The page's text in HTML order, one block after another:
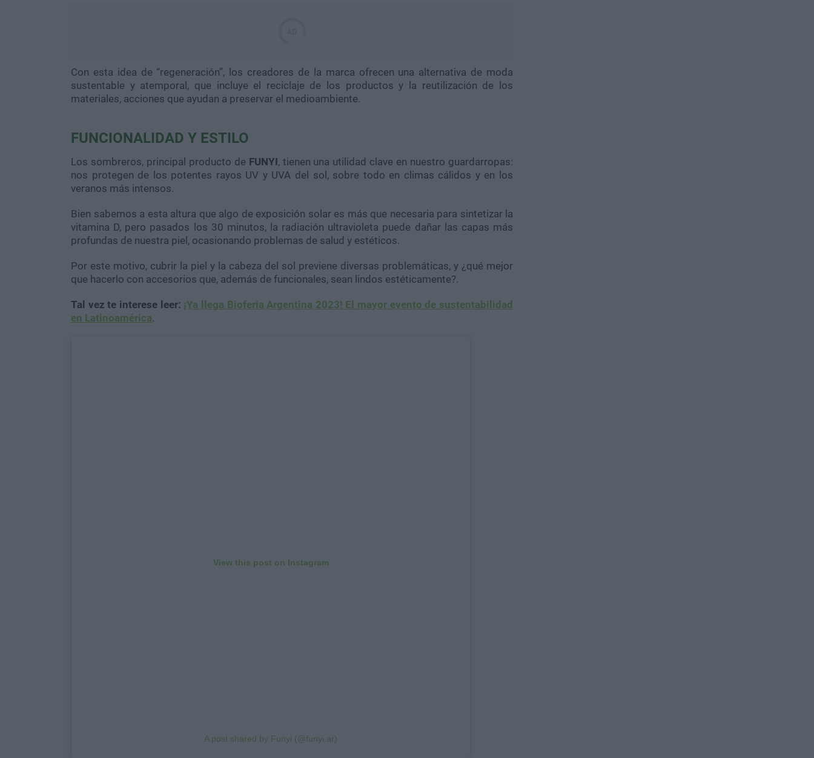
Con esta idea de “regeneración”, los creadores de la marca ofrecen una alternativa de moda
sustentable y atemporal, que incluye el reciclaje de los productos y la reutilización de los
materiales, acciones que ayudan a preservar el medioambiente.
FUNCIONALIDAD Y ESTILO
Los sombreros, principal producto de FUNYI, tienen una utilidad clave en nuestro guardarropas:
nos protegen de los potentes rayos UV y UVA del sol, sobre todo en climas cálidos y en los
veranos más intensos.
Bien sabemos a esta altura que algo de exposición solar es más que necesaria para sintetizar la
vitamina D, pero pasados los 30 minutos, la radiación ultravioleta puede dañar las capas más
profundas de nuestra piel, ocasionando problemas de salud y estéticos.
Por este motivo, cubrir la piel y la cabeza del sol previene diversas problemáticas, y ¿qué mejor
que hacerlo con accesorios que, además de funcionales, sean lindos estéticamente?.
Tal vez te interese leer: ¡Ya llega Bioferia Argentina 2023! El mayor evento de sustentabilidad
en Latinoamérica.
View this post on Instagram
A post shared by Funyi (@funyi.ar)